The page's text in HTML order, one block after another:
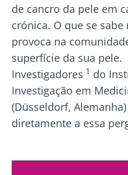
de cancro da pele em
crónica. O que se
provoca na
superfície da sua pele.
Investigadores 1 do
Investigação em
(Düsseldorf,
diretamente a essa